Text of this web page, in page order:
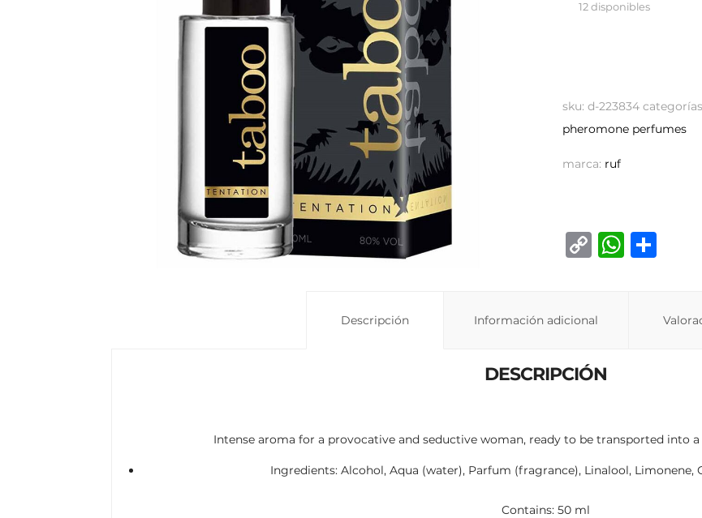
12 disponibles
sku:d-223834
pheromone perfumes
marca: ruf
C
y
n
W
p
Descripción Información adicional
DESCRIPCIÓN
Intense aroma for a provocative and seductive woman, ready to be transported into
Ingredients: Alcohol, Aqua (water), Parfum (fragrance), Linalool, Limonene,
Contains: 50 ml